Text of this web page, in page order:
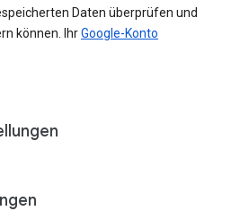
Daten überprüfen und
können. IhrGoogle-Konto